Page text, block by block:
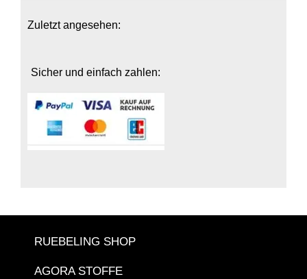
Zuletzt angesehen:
Sicher und einfach zahlen:
RUEBELING SHOP
AGORA STOFFE